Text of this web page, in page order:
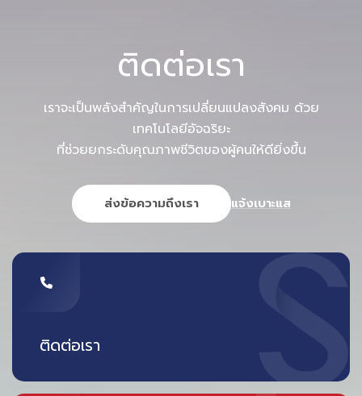
ติดต่อเรา
เราจะเป็นพลังสำคัญในการเปลี่ยนแปลงสังคม ด้วย
เทคโนโลยีอัจฉริยะ
ที่ช่วยยกระดับคุณภาพชีวิตของผู้คนให้ดียิ่งขึ้น
ส่งข้อความถึงเรา แจ้งเบาะแส
ติดต่อเรา